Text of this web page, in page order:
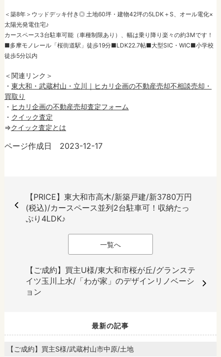
＜築8年＞ウッドデッキ付き◎ 土地60坪・建物42坪の5LDK＋S、オール電化×
太陽光発電住宅♪
カースペース3台駐車可能（車種制限あり）、幅は乗り降り楽々の約3Mです！
■多摩モノレール「桜街道駅」徒歩19分■LDK22.7帖■大型SIC・WIC■小学校
徒歩5分以内
＜関連リンク＞
・ 東大和・武蔵村山・立川｜ヒカリ企画の不動産売却不相談売却・
買取り
・ ヒカリ企画の不動産売却査定フォーム
・ クイック査定
⇒クイック査定とは
ページ作成日 2023-12-17
【PRICE】東大和市高木/新築戸建/新3780万円
(税込)/カースペース並列2台駐車可！収納たっ
ぷり4LDK♪
一覧へ
【ご成約】買主U様/東大和市桜が丘/グランステ
イツ玉川上水/「わが家」のデザインリノベーシ
ョン
最新の記事
【ご成約】買主S様/武蔵村山市中原/土地